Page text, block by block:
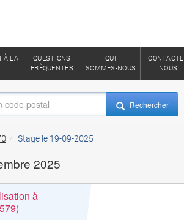
À LA
QUESTIONS
FRÈQUENTES
QUI
SOMMES-NOUS
NOUS
Rechercher
Stage le 19-09-2025
2025
à